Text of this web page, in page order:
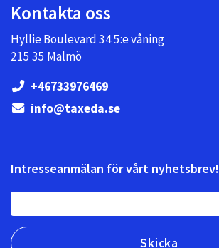
Kontakta oss
Hyllie Boulevard 34 5:e våning
215 35 Malmö
+46733976469
info@taxeda.se
Intresseanmälan för vårt nyhetsbrev!